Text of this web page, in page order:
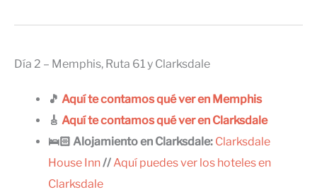
Día 2 – Memphis, Ruta 61 y Clarksdale
🎵 Aquí te contamos qué ver en Memphis
🎸 Aquí te contamos qué ver en Clarksdale
🛌🏻 Alojamiento en Clarksdale: Clarksdale
House Inn//Aquí puedes ver los hoteles en
Clarksdale